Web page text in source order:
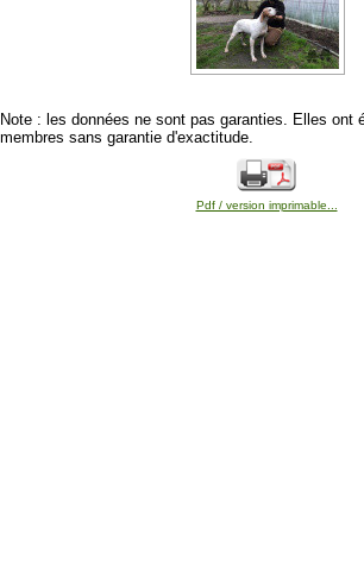
Note : les données ne sont pas garanties. Elles ont
membres sans garantie d'exactitude.
Pdf / version imprimable...